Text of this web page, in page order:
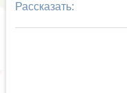
Рассказать: